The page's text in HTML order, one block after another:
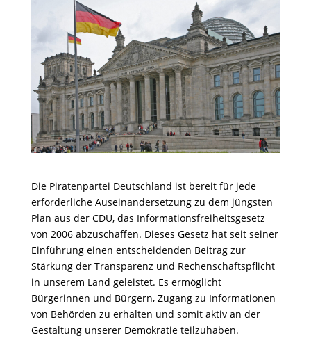
Die Piratenpartei Deutschland ist bereit für jede
erforderliche Auseinandersetzung zu dem jüngsten
Plan aus der CDU, das Informationsfreiheitsgesetz
von 2006 abzuschaffen. Dieses Gesetz hat seit seiner
Einführung einen entscheidenden Beitrag zur
Stärkung der Transparenz und Rechenschaftspflicht
in unserem Land geleistet. Es ermöglicht
Bürgerinnen und Bürgern, Zugang zu Informationen
von Behörden zu erhalten und somit aktiv an der
Gestaltung unserer Demokratie teilzuhaben.